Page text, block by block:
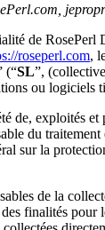
je
de RosePerl
roseperl.com,
(“SL”,
ou
de, exploités
du
sur la
de la
finalités